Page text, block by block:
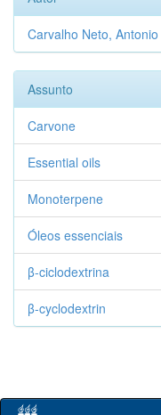
Carvalho Neto,
Assunto
Carvone
Essential oils
Monoterpene
Óleos essenciais
β-ciclodextrina
β-cyclodextrin